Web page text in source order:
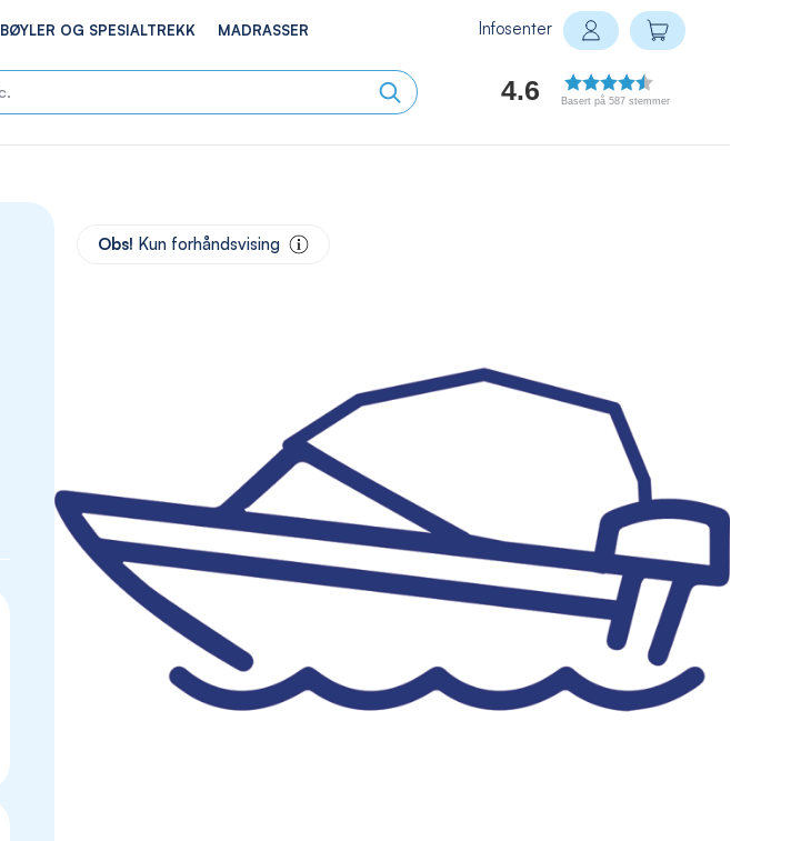
BØYLER OG SPESIALTREKK MADRASSER
4.6 Basert på 587 stemmer
Infosenter
Logg inn
Min handlekurv
Obs! Kun forhåndsvising